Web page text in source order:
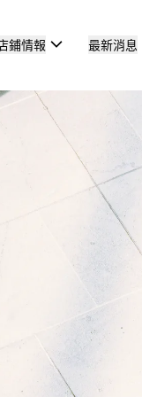
鋪情報 最新消息